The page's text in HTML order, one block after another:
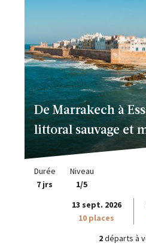
De Marrakech à
littoral sauvage et
Durée
7 jrs
Niveau
1/5
13 sept. 2026
10 places
2départs à